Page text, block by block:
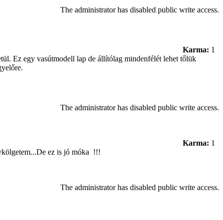
The administrator has disabled public write access.
Karma: 1
Ez egy vasútmodell lap de állítólag mindenfélét lehet tőlük
The administrator has disabled public write access.
Karma: 1
ez is jó móka !!!
The administrator has disabled public write access.